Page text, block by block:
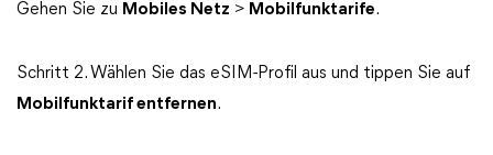
Gehen Sie zu Mobiles Netz > Mobilfunktarife.
Schritt 2. Wählen Sie das eSIM-Profil aus und tippen Sie auf
Mobilfunktarif entfernen.